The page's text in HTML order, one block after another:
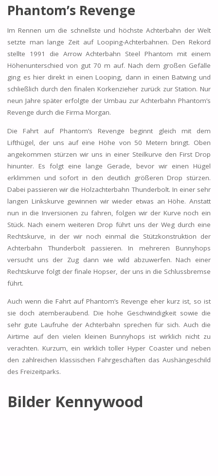
Phantom’s Revenge
Im Rennen um die schnellste und höchste Achterbahn der Welt
setzte man lange Zeit auf Looping-Achterbahnen. Den Rekord
stellte 1991 die Arrow Achterbahn Steel Phantom mit einem
Höhenunterschied von gut 70 m auf. Nach dem großen Gefälle
ging es hier direkt in einen Looping, dann in einen Batwing und
schließlich durch den finalen Korkenzieher zurück zur Station. Nur
neun Jahre später erfolgte der Umbau zur Achterbahn Phantom’s
Revenge durch die Firma Morgan.
Die Fahrt auf Phantom’s Revenge beginnt gleich mit dem
Lifthügel, der uns auf eine Höhe von 50 Metern bringt. Oben
angekommen stürzen wir uns in einer Steilkurve den First Drop
hinunter. Es folgt eine lange Gerade, bevor wir einen Hügel
erklimmen und sofort in den deutlich größeren Drop stürzen.
Dabei passieren wir die Holzachterbahn Thunderbolt. In einer sehr
langen Linkskurve gewinnen wir wieder etwas an Höhe. Anstatt
nun in die Inversionen zu fahren, folgen wir der Kurve noch ein
Stück. Nach einem weiteren Drop führt uns der Weg durch eine
Rechtskurve, in der wir noch einmal die Stützkonstruktion der
Achterbahn Thunderbolt passieren. In mehreren Bunnyhops
versucht uns der Zug dann wie wild abzuwerfen. Nach einer
Rechtskurve folgt der finale Hopser, der uns in die Schlussbremse
führt.
Auch wenn die Fahrt auf Phantom’s Revenge eher kurz ist, so ist
sie doch atemberaubend. Die hohe Geschwindigkeit sowie die
sehr gute Laufruhe der Achterbahn sprechen für sich. Auch die
Airtime auf den vielen kleinen Bunnyhops ist wirklich nicht zu
verachten. Kurzum, ein wirklich toller Hyper Coaster und neben
den zahlreichen klassischen Fahrgeschäften das Aushängeschild
des Freizeitparks.
Bilder Kennywood